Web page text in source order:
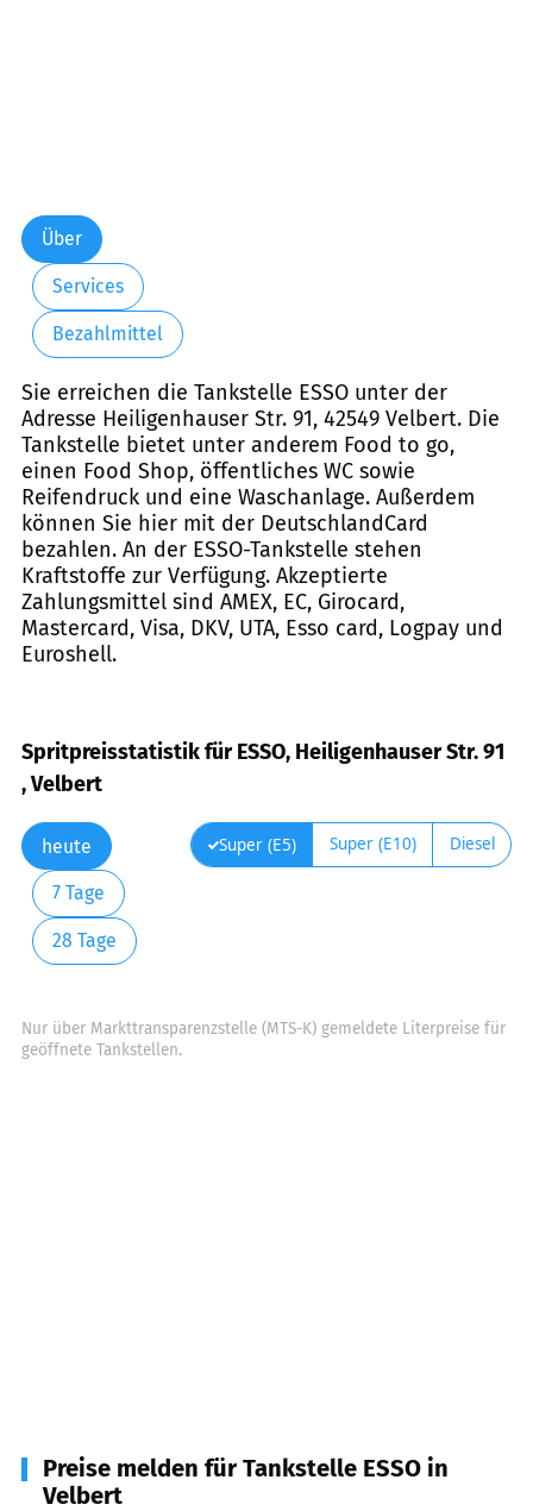
Über
Services
Bezahlmittel
Sie erreichen die Tankstelle ESSO unter der
Adresse Heiligenhauser Str. 91, 42549 Velbert. Die
Tankstelle bietet unter anderem Food to go,
einen Food Shop, öffentliches WC sowie
Reifendruck und eine Waschanlage. Außerdem
können Sie hier mit der DeutschlandCard
bezahlen. An der ESSO-Tankstelle stehen
Kraftstoffe zur Verfügung. Akzeptierte
Zahlungsmittel sind AMEX, EC, Girocard,
Mastercard, Visa, DKV, UTA, Esso card, Logpay und
Euroshell.
Spritpreisstatistik für ESSO, Heiligenhauser Str. 91
, Velbert
heute
7 Tage
28 Tage
Super (E5) Super (E10) Diesel
Nur über Markttransparenzstelle (MTS-K) gemeldete Literpreise für
geöffnete Tankstellen.
Preise melden für Tankstelle ESSO in
Velbert